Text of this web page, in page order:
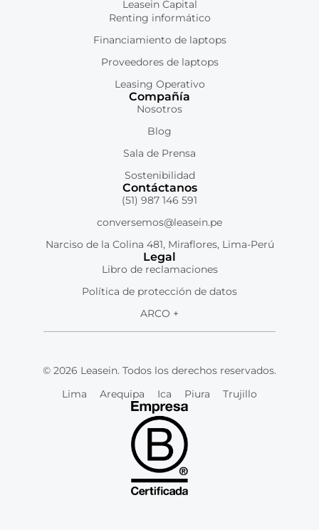
Leasein Capital
Renting informático
Financiamiento de laptops
Proveedores de laptops
Leasing Operativo
Compañía
Nosotros
Blog
Sala de Prensa
Sostenibilidad
Contáctanos
(51) 987 146 591
conversemos@leasein.pe
Narciso de la Colina 481, Miraflores, Lima-Perú
Legal
Libro de reclamaciones
Política de protección de datos
ARCO +
© 2026 Leasein. Todos los derechos reservados.
Lima
Arequipa Ica Piura Trujillo